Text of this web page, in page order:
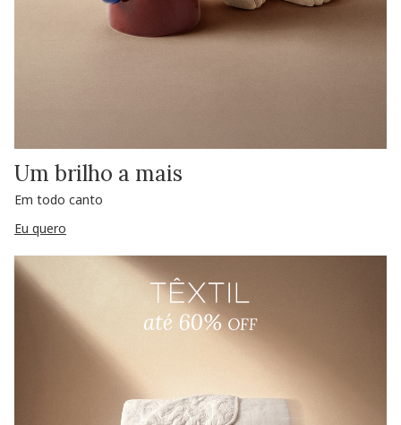
Um brilho a mais
Em todo canto
Eu quero